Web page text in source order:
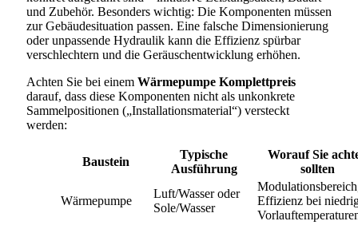
und Zubehör. Besonders wichtig: Die Komponenten müssen
zur Gebäudesituation passen. Eine falsche Dimensionierung
oder unpassende Hydraulik kann die Effizienz spürbar
verschlechtern und die Geräuschentwicklung erhöhen.
Achten Sie bei einem Wärmepumpe Komplettpreis
darauf, dass diese Komponenten nicht als unkonkrete
Sammelpositionen („Installationsmaterial“) versteckt
werden:
Baustein
Typische
Ausführung
Worauf Sie
sollten
Wärmepumpe
Luft/Wasser oder
Sole/Wasser
Effizienz bei